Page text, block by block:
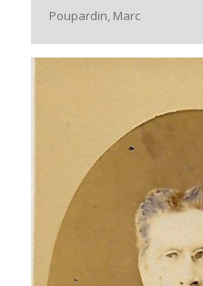
Poupardin, Marc